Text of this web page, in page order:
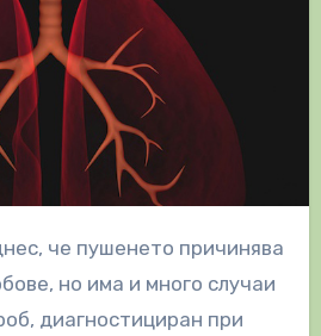
но има и много случаи
диагностициран при